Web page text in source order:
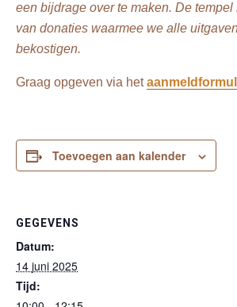
een bijdrage over te maken. De
van donaties waarmee we alle
bekostigen.
Graag opgeven via het
Toevoegen aan kalender
GEGEVENS
Datum:
14 juni 2025
Tijd: